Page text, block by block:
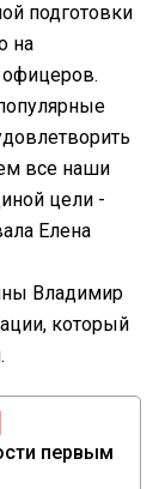
подготовки
на
все наши
цели -
Елена
Владимир
который
первым